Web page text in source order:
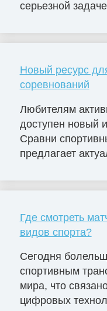
серьезной
Новый ресурс
соревнований
Любителям
доступен новый
Сравни
предлагает
Где смотреть
видов спорта?
Сегодня
спортивным
мира, что
цифровых